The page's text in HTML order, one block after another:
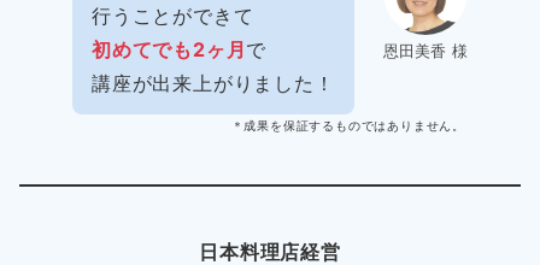
恩田美香 様
行うことができて
初めてでも2ヶ月 で
講座が出来上がりました！
＊成果を保証するものではありません。
日本料理店経営